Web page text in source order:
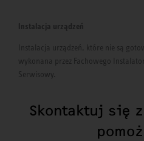
Instalacja urządzeń
Instalacja urządzeń, które nie są
wykonana przez Fachowego
Serwisowy.
Skontaktuj się